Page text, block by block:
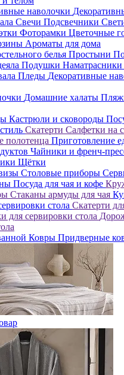
наволочки
Свечи Подсвечники
Фоторамки Цветочные
Ароматы для дома
белья Простыни
Подушки
Пледы Декоративные
Домашние халаты
Кастрюли и сковороды
Скатерти Салфетки на
полотенца Приготовление
Чайники и френч-
Щётки
Столовые приборы
Посуда для чая и кофе
Стаканы армуды для чая
стола Скатерти
для сервировки стола
Ковры Придверные